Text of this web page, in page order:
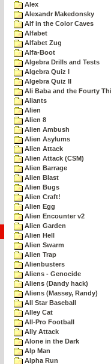
Alex
Alexandr Makedonsky
Alf in the Color Caves
Alfabet
Alfabet Zug
Alfa-Boot
Algebra Drills and Tests
Algebra Quiz I
Algebra Quiz II
Ali Baba and the Fourty
Aliants
Alien
Alien 8
Alien Ambush
Alien Asylums
Alien Attack
Alien Attack (CSM)
Alien Barrage
Alien Blast
Alien Bugs
Alien Craft!
Alien Egg
Alien Encounter v2
Alien Garden
Alien Hell
Alien Swarm
Alien Trap
Alienbusters
Aliens - Genocide
Aliens (Dandy hack)
Aliens (Massey, Randy)
All Star Baseball
Alley Cat
All-Pro Football
Ally Attack
Alone in the Dark
Alp Man
Alpha Run